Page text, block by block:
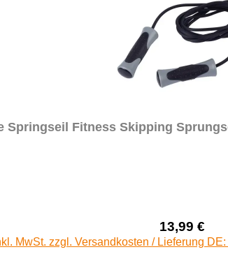
Springseil Fitness Skipping
13,99 €
MwSt. zzgl. Versandkosten / Lieferung